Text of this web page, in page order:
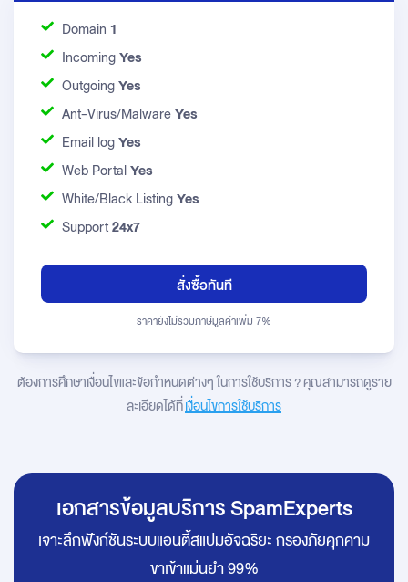
Domain 1
IncomingYes
OutgoingYes
Ant-Virus/MalwareYes
Email logYes
Web PortalYes
White/Black ListingYes
Support24x7
สั่งซื้อทันที
ราคายังไม่รวมภาษีมูลค่าเพิ่ม 7%
ต้องการศึกษาเงื่อนไขและข้อกำหนดต่างๆ ในการใช้บริการ ? คุณสามารถดูราย
ละเอียดได้ที่เงื่อนไขการใช้บริการ
เอกสารข้อมูลบริการ SpamExperts
เจาะลึกฟังก์ชันระบบแอนตี้สแปมอัจฉริยะ กรองภัยคุกคาม
ขาเข้าแม่นยำ 99%